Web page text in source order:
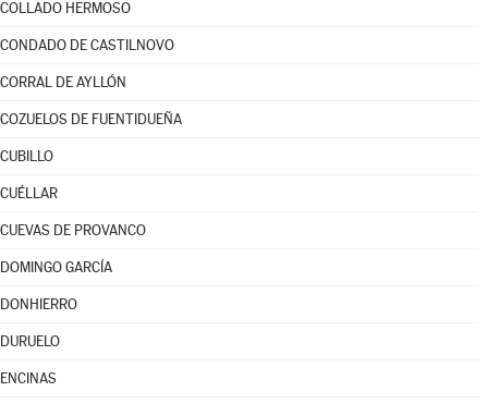
COLLADO HERMOSO
CONDADO DE CASTILNOVO
CORRAL DE AYLLÓN
COZUELOS DE FUENTIDUEÑA
CUBILLO
CUÉLLAR
CUEVAS DE PROVANCO
DOMINGO GARCÍA
DONHIERRO
DURUELO
ENCINAS